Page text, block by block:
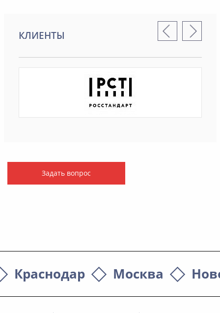
КЛИЕНТЫ
Задать вопрос
Краснодар Москва